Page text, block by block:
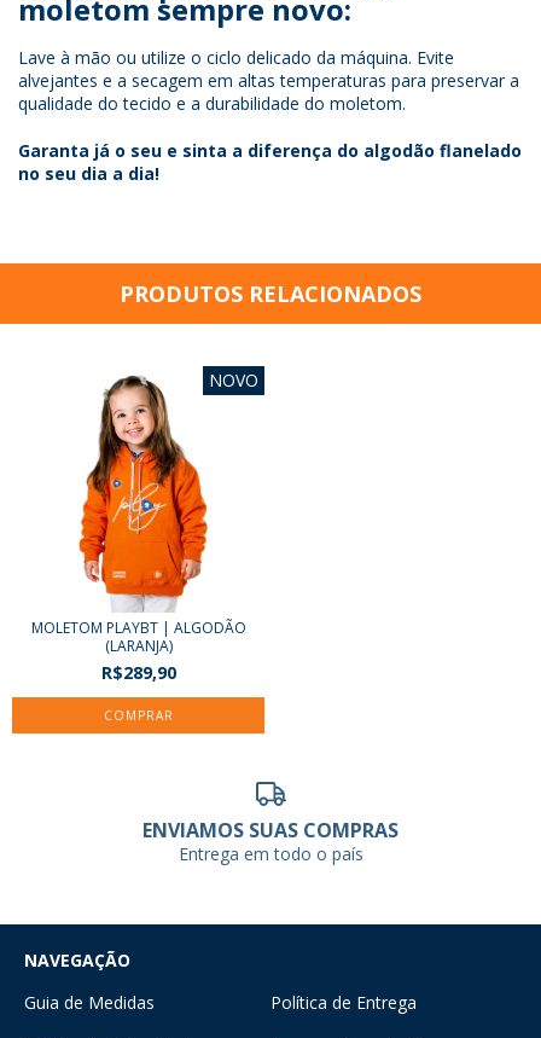
moletom sempre novo:
Lave à mão ou utilize o ciclo delicado da máquina. Evite
alvejantes e a secagem em altas temperaturas para preservar a
qualidade do tecido e a durabilidade do moletom.
Garanta já o seu e sinta a diferença do algodão flanelado
no seu dia a dia!
PRODUTOS RELACIONADOS
NOVO
MOLETOM PLAYBT | ALGODÃO
(LARANJA)
R$289,90
COMPRAR
ENVIAMOS SUAS COMPRAS
Entrega em todo o país
NAVEGAÇÃO
Guia de Medidas
Política de Entrega